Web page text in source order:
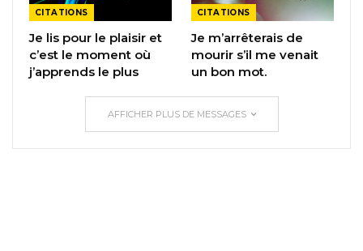
CITATIONS
Je lis pour le plaisir et
c’est le moment où
j’apprends le plus
CITATIONS
Je m’arrêterais de
mourir s’il me venait
un bon mot.
AFFICHER PLUS DE MESSAGES